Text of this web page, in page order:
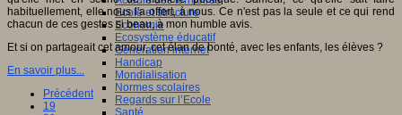
Ecole et structure
Economie
Ecosystème éducatif
Génération internet
Handicap
Mondialisation
Normes scolaires
Regards sur l’Ecole
Santé
habituellement, elle nous l'a offert, à nous. Ce n'est pas la seule et ce qui rend
chacun de ces gestes si beau, à mon humble avis.
Et si on partageait cet amour, cet élan de bonté, avec les enfants, les élèves ?
En savoir plus...
Précédent
19